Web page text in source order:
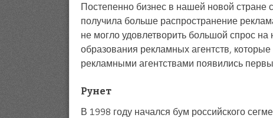
Постепенно бизнес в нашей новой стране
получила больше распространение
не могло удовлетворить большой спрос
образования рекламных агентств,
рекламными агентствами появились
Рунет
В 1998 году начался бум российского